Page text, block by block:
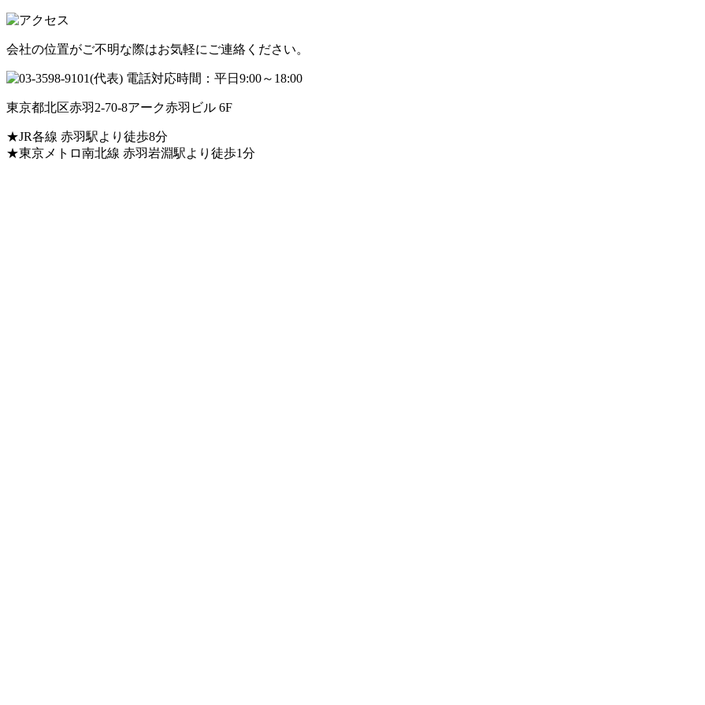
会社の位置がご不明な際はお気軽にご連絡ください。
東京都北区赤羽2-70-8アーク赤羽ビル 6F
★JR各線 赤羽駅より徒歩8分
★東京メトロ南北線 赤羽岩淵駅より徒歩1分